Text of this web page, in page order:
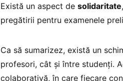
Există un aspect de solidaritate
pregătirii pentru examenele
Ca să sumarizez, există un
profesori, cât și între studenți.
colaborativă, în care fiecare